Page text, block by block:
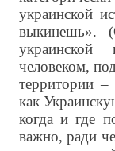
украинской
выкинешь».
человеком,
территории
как
когда и где
важно, ради